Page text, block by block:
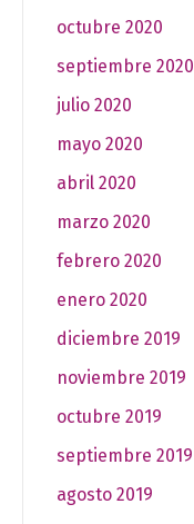
octubre 2020
septiembre 2020
julio 2020
mayo 2020
abril 2020
marzo 2020
febrero 2020
enero 2020
diciembre 2019
noviembre 2019
octubre 2019
septiembre 2019
agosto 2019